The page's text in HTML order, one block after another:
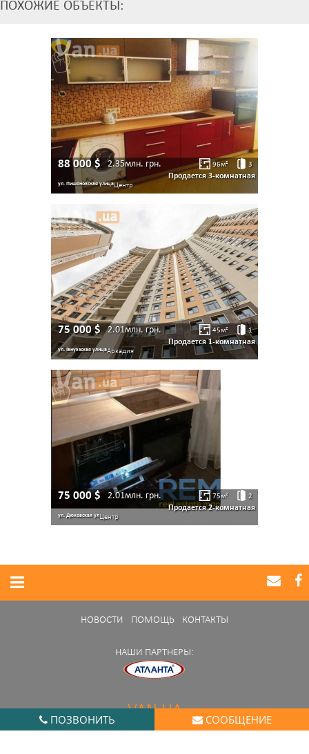
ПОЗВОНИТЬ СООБЩЕНИЕ
ПОХОЖИЕ ОБЪЕКТЫ:
88 000$ 2.35млн. грн. 96м² 3
Продается 3-комнатная
ул. Пишоновская улицаЦентр
75 000$ 2.01млн. грн. 45м² 1
Продается 1-комнатная
ул. Генуэзская улицаАркадия
75 000$ 2.01млн. грн. 75м² 2
Продается 2-комнатная
ул. Дюковская улЦентр
НОВОСТИ ПОМОЩЬ КОНТАКТЫ
НАШИ ПАРТНЕРЫ:
VAN.UA